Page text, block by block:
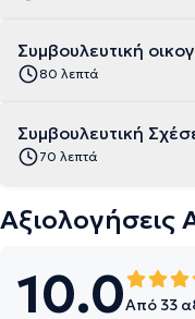
Συμβουλευτική
80 λεπτά
Συμβουλευτική
70 λεπτά
Αξιολογήσεις
10.0Από 33